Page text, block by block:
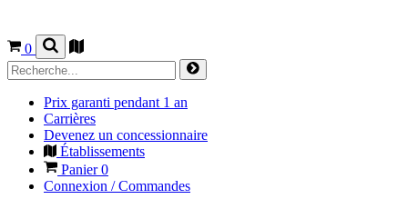
0
Prix garanti pendant 1 an
Carrières
Devenez un concessionnaire
Établissements
Panier0
Connexion / Commandes